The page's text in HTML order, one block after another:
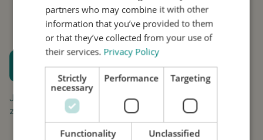
te gebruiken voor onderzoek en
verspreiding, in overeenstemming met het
privacybeleid.*
Plan een proefpassing
Houd me op de hoogte
Jouw aanvraag is gratis en vrijblijvend. Wij gaan
zorgvuldig om met uw gegevens.
partners who may combine it with other
information that you’ve provided to them
or that they’ve collected from your use of
their services. Privacy Policy
Strictly
necessary
Performance Targeting
Functionality Unclassified